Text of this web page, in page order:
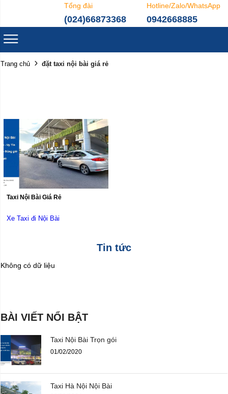
Tổng đài
(024)66873368
Hotline/Zalo/WhatsApp
0942668885
Trang chủ đặt taxi nội bài giá rẻ
Taxi Nội Bài Giá Rẻ
Xe Taxi đi Nội Bài
Tin tức
Không có dữ liệu
BÀI VIẾT NỔI BẬT
Taxi Nội Bài Trọn gói
01/02/2020
Taxi Hà Nội Nội Bài